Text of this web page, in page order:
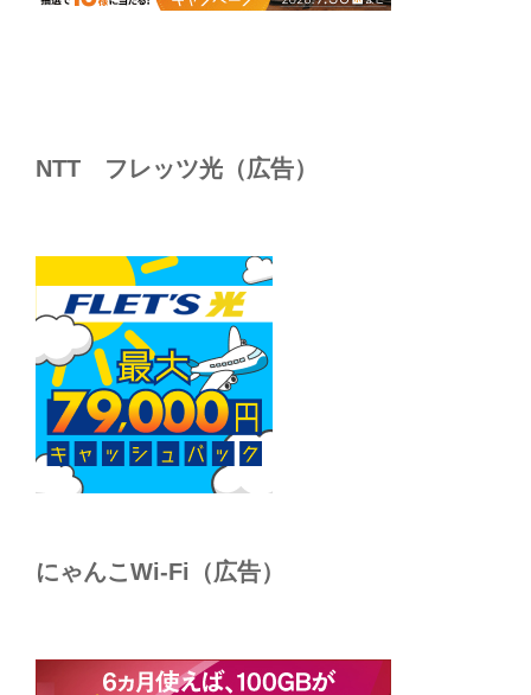
NTT フレッツ光（広告）
にゃんこWi-Fi（広告）